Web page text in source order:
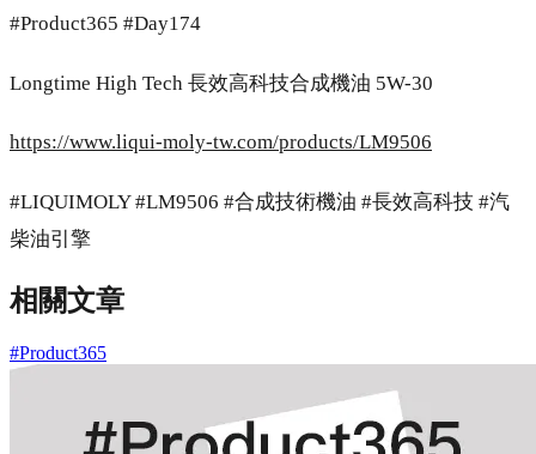
#Product365 #Day174
Longtime High Tech 長效高科技合成機油 5W-30
https://www.liqui-moly-tw.com/products/LM9506
#LIQUIMOLY #LM9506 #合成技術機油 #長效高科技 #汽
柴油引擎
相關文章
#Product365